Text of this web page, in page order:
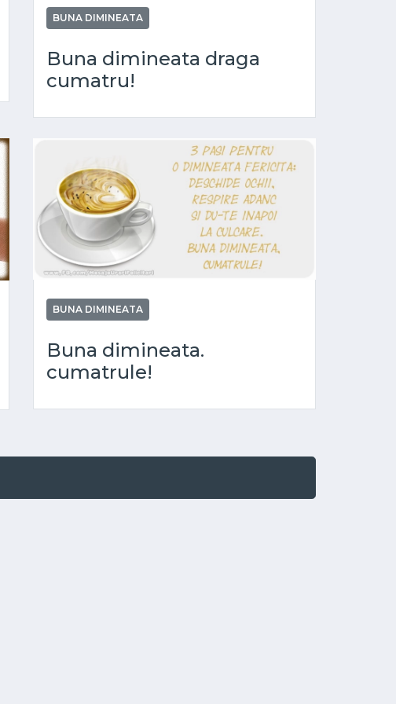
BUNA DIMINEATA
Buna dimineata draga
cumatru!
BUNA DIMINEATA
Buna dimineata.
cumatrule!